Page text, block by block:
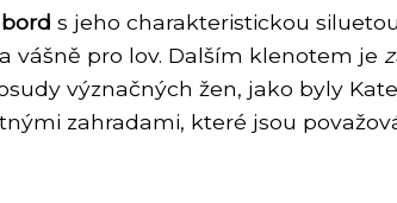
s jeho charakteristickou
vášně pro lov. Dalším klenotem je
význačných žen, jako byly
zahradami, které jsou